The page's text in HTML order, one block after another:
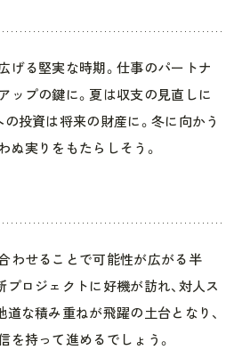
げる堅実な時期。仕事のパートナ
ップの鍵に。夏は収支の見直しに
の投資は将来の財産に。冬に向かう
ぬ実りをもたらしそう。
わせることで可能性が広がる半
プロジェクトに好機が訪れ、対人ス
道な積み重ねが飛躍の土台となり、
を持って進めるでしょう。